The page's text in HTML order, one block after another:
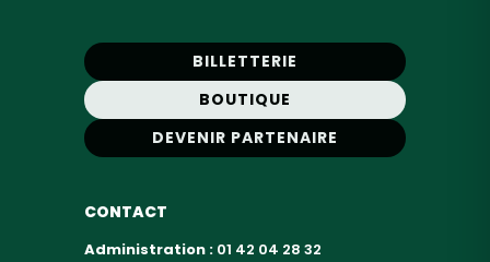
BILLETTERIE
BOUTIQUE
DEVENIR PARTENAIRE
CONTACT
Administration : 01 42 04 28 32